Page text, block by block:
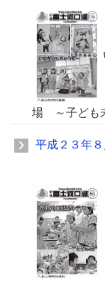
場 ～子ども
平成２３年８